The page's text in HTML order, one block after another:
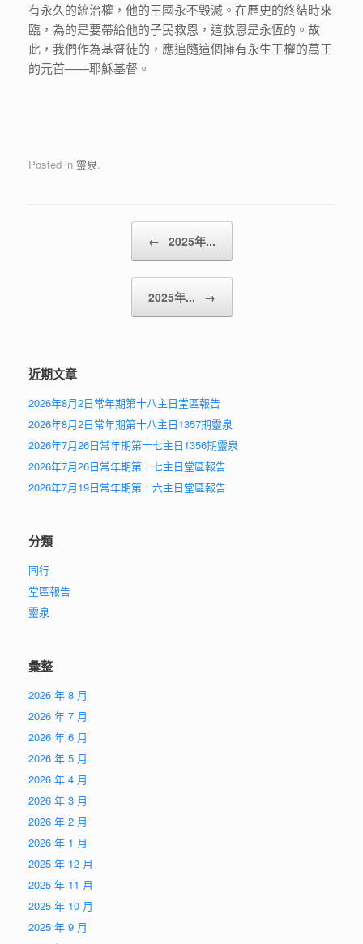
有永久的統治權，他的王國永不毁滅。在歷史的終結時來
臨，為的是要帶給他的子民救恩，這救恩是永恆的。故
此，我們作為基督徒的，應追隨這個擁有永生王權的萬王
的元首——耶穌基督。
Posted in 靈泉.
Post navigation
← 2025年...
2025年... →
近期文章
2026年8月2日常年期第十八主日堂區報告
2026年8月2日常年期第十八主日1357期靈泉
2026年7月26日常年期第十七主日1356期靈泉
2026年7月26日常年期第十七主日堂區報告
2026年7月19日常年期第十六主日堂區報告
分類
同行
堂區報告
靈泉
彙整
2026 年 8 月
2026 年 7 月
2026 年 6 月
2026 年 5 月
2026 年 4 月
2026 年 3 月
2026 年 2 月
2026 年 1 月
2025 年 12 月
2025 年 11 月
2025 年 10 月
2025 年 9 月